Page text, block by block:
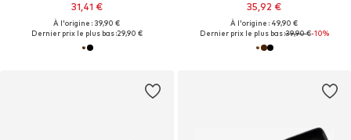
31,41 €
À l'origine : 39,90 €
Dernier prix le plus bas :29,90 €
35,92 €
À l'origine : 49,90 €
Dernier prix le plus bas :39,90 €-10%